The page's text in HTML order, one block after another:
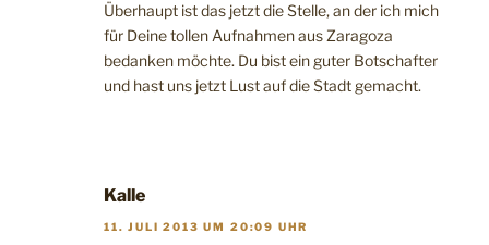
Überhaupt ist das jetzt die Stelle, an der ich mich
für Deine tollen Aufnahmen aus Zaragoza
bedanken möchte. Du bist ein guter Botschafter
und hast uns jetzt Lust auf die Stadt gemacht.
Kalle
11. JULI 2013 UM 20:09 UHR